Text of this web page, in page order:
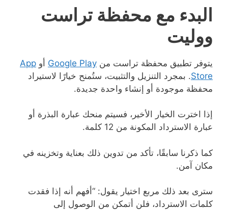
البدء مع محفظة تراست
ووليت
يتوفر تطبيق محفظة تراست من Google Play أو App
Store. بمجرد التنزيل والتثبيت، ستُمنح خيارًا لاستيراد
محفظة موجودة أو إنشاء واحدة جديدة.
إذا اخترت الخيار الأخير، فسيتم منحك عبارة البذرة أو
عبارة الاسترداد المكونة من 12 كلمة.
كما ذكرنا سابقًا، تأكد من تدوين ذلك بعناية وتخزينه في
مكان آمن.
سترى بعد ذلك مربع اختيار يقول: “أفهم أنه إذا فقدت
كلمات الاسترداد، فلن أتمكن من الوصول إلى